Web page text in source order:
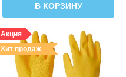
В КОРЗИНУ
Акция
Хит продаж